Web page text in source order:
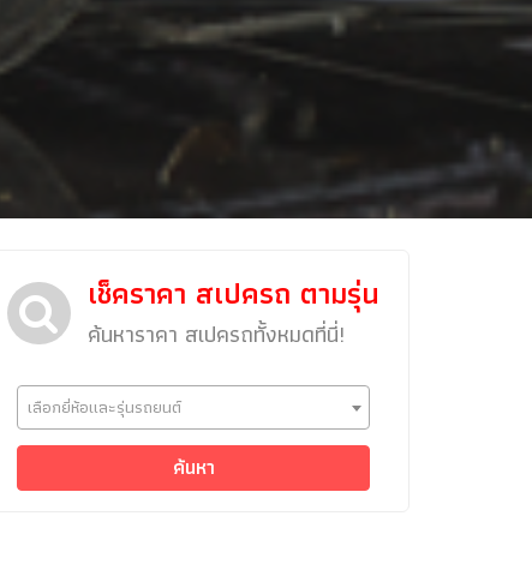
Concept Car
เช็คราคา สเปครถ ตามรุ่น
ค้นหาราคา สเปครถทั้งหมดที่นี่!
เลือกยี่ห้อและรุ่นรถยนต์
ค้นหา